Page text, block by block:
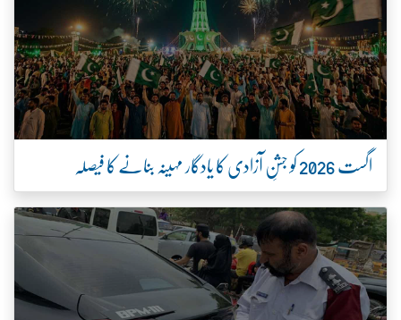
اگست 2026 کو جشنِ آزادی کا یادگار مہینہ بنانے کا فیصلہ